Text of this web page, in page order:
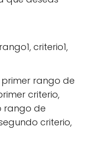
criterio1,
primer rango de
criterio,
rango de
criterio,